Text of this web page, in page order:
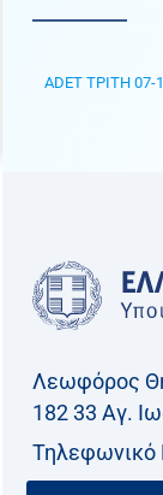
ADET ΤΡΙΤΗ 07-
Λεωφόρος
182 33 Aγ.
Τηλεφωνικό